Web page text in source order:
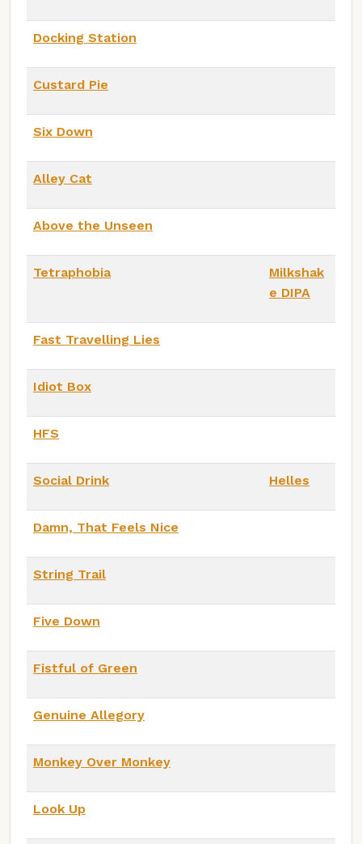
Docking Station
Custard Pie
Six Down
Alley Cat
Above the Unseen
Tetraphobia
Milkshak
e DIPA
Fast Travelling Lies
Idiot Box
HFS
Social Drink Helles
Damn, That Feels Nice
String Trail
Five Down
Fistful of Green
Genuine Allegory
Monkey Over Monkey
Look Up